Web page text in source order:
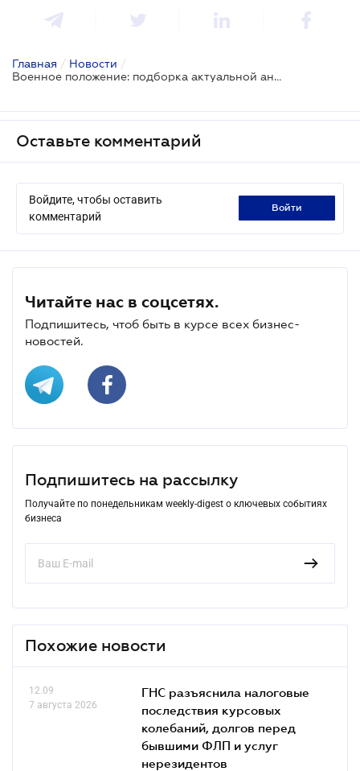
Главная / Новости /
Военное положение: подборка актуальной аналитики для бизнеса
Оставьте комментарий
Войдите, чтобы оставить
комментарий
войти
Читайте нас в соцсетях.
Подпишитесь, чтоб быть в курсе всех бизнес-
новостей.
Подпишитесь на рассылку
Получайте по понедельникам weekly-digest о ключевых событиях
бизнеса
Похожие новости
12.09
7 августа 2026
ГНС разъяснила налоговые
последствия курсовых
колебаний, долгов перед
бывшими ФЛП и услуг
нерезидентов